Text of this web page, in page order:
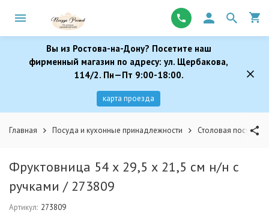
Вы из Ростова-на-Дону? Посетите наш
фирменный магазин по адресу: ул. Щербакова,
114/2. Пн—Пт 9:00-18:00.
карта проезда
Главная Посуда и кухонные принадлежности Столовая посуда
Фруктовница 54 х 29,5 х 21,5 см н/н с
ручками / 273809
Артикул: 273809